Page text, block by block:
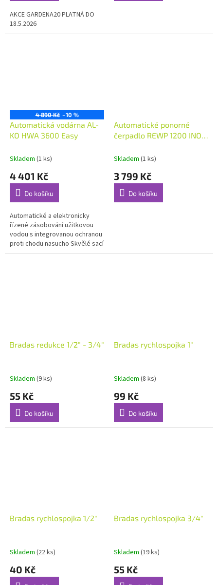
AKCE GARDENA20 PLATNÁ DO
18.5.2026
4 890 Kč –10 %
Automatická vodárna AL-
KO HWA 3600 Easy
Skladem (1 ks)
4 401 Kč
Do košíku
Automatické a elektronicky
řízené zásobování užitkovou
vodou s integrovanou ochranou
proti chodu nasucho Skvělé sací
výsledky a efektivní průtok
Automatické ponorné
čerpadlo REWP 1200 INOX
Skladem (1 ks)
3 799 Kč
Do košíku
Bradas redukce 1/2" - 3/4"
Skladem (9 ks)
55 Kč
Do košíku
Bradas rychlospojka 1"
Skladem (8 ks)
99 Kč
Do košíku
Bradas rychlospojka 1/2"
Skladem (22 ks)
40 Kč
Bradas rychlospojka 3/4"
Skladem (19 ks)
55 Kč